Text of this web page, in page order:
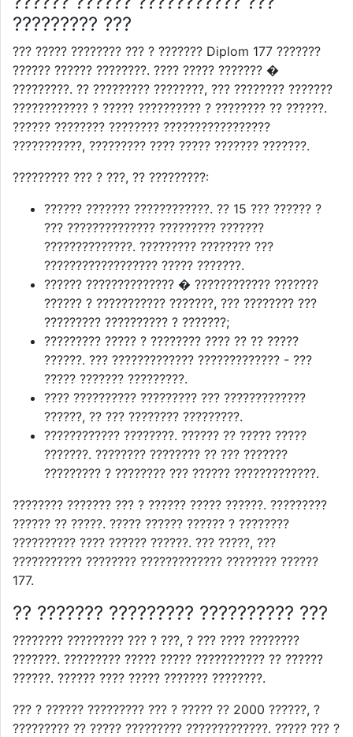
????????? ???
??? ????? ???????? ??? ? ??????? Diplom 177 ???????
?????? ?????? ????????. ???? ????? ??????? �
?????????. ?? ????????? ????????, ??? ???????? ???????
???????????? ? ????? ?????????? ? ???????? ?? ??????.
?????? ???????? ???????? ?????????????????
???????????, ????????? ???? ????? ??????? ???????.
????????? ??? ? ???, ?? ?????????:
?????? ??????? ????????????. ?? 15 ??? ?????? ?
??? ?????????????? ????????? ???????
??????????????. ????????? ???????? ???
?????????????????? ????? ???????.
?????? ?????????????? � ???????????? ???????
?????? ? ??????????? ???????, ??? ???????? ???
????????? ?????????? ? ???????;
????????? ????? ? ???????? ???? ?? ?? ?????
??????. ??? ????????????? ????????????? - ???
????? ??????? ?????????.
???? ?????????? ????????? ??? ?????????????
??????, ?? ??? ???????? ?????????.
???????????? ????????. ?????? ?? ????? ?????
???????. ???????? ???????? ?? ??? ???????
????????? ? ???????? ??? ?????? ?????????????.
???????? ??????? ??? ? ?????? ????? ??????. ?????????
?????? ?? ?????. ????? ?????? ?????? ? ????????
?????????? ???? ?????? ??????. ??? ?????, ???
??????????? ???????? ????????????? ???????? ??????
177.
?? ??????? ????????? ?????????? ???
???????? ????????? ??? ? ???, ? ??? ???? ????????
???????. ????????? ????? ????? ??????????? ?? ??????
??????. ?????? ???? ????? ??????? ????????.
??? ? ?????? ????????? ??? ? ????? ?? 2000 ??????, ?
????????? ?? ????? ????????? ?????????????. ????? ??? ?